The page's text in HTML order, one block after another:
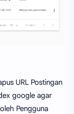
URL Postingan
google agar
Pengguna